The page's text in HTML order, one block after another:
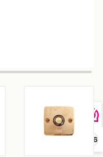
9,6